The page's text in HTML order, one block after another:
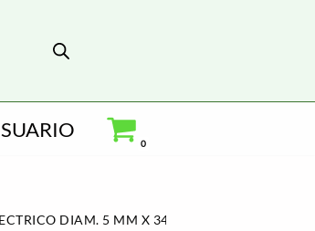
0
DIAM. 5 MM X 345 MM (UNIDAD)